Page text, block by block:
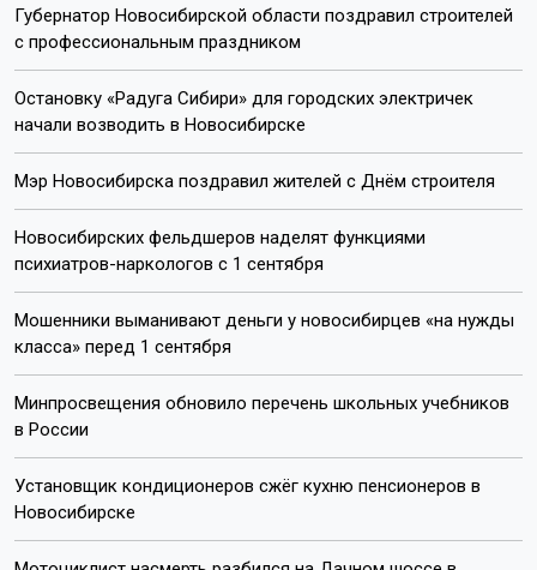
Губернатор Новосибирской области поздравил строителей
с профессиональным праздником
Остановку «Радуга Сибири» для городских электричек
начали возводить в Новосибирске
Мэр Новосибирска поздравил жителей с Днём строителя
Новосибирских фельдшеров наделят функциями
психиатров-наркологов с 1 сентября
Мошенники выманивают деньги у новосибирцев «на нужды
класса» перед 1 сентября
Минпросвещения обновило перечень школьных учебников
в России
Установщик кондиционеров сжёг кухню пенсионеров в
Новосибирске